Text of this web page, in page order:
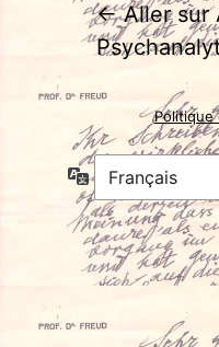
← Aller sur
Politique
Langue